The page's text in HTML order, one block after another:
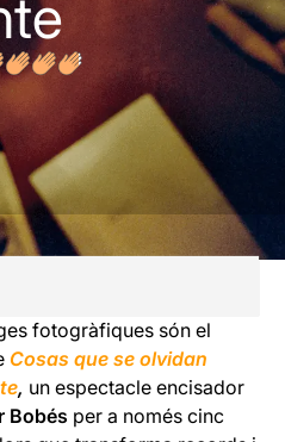
fotogràfiques són el
Cosas que se olvidan
, un espectacle encisador
Bobés per a només cinc